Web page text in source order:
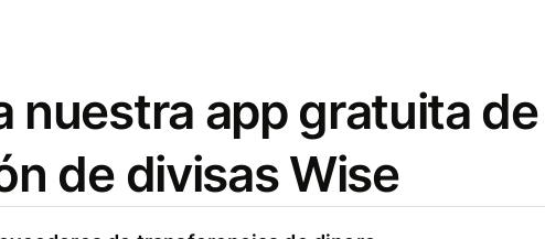
nuestra app gratuita de
de divisas Wise